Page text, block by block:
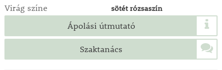
Virág színe sötét rózsaszín
Ápolási útmutató
Szaktanács